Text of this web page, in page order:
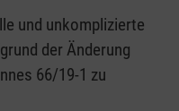
und unkomplizierte
der Änderung
66/19-1 zu